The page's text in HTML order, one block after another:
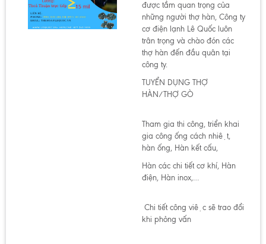
được tầm quan trọng của
những người thợ hàn, Công ty
cơ điện lạnh Lê Quốc luôn
trân trọng và chào đón các
thợ hàn đến đầu quân tại
công ty.
TUYỂN DỤNG THỢ
HÀN/THỢ GÒ
Tham gia thi công, triển khai
gia công ống cách nhiệt,
hàn ống, Hàn kết cấu,
Hàn các chi tiết cơ khí, Hàn
điện, Hàn inox,…
Chi tiết công việc sẽ trao đổi
khi phỏng vấn